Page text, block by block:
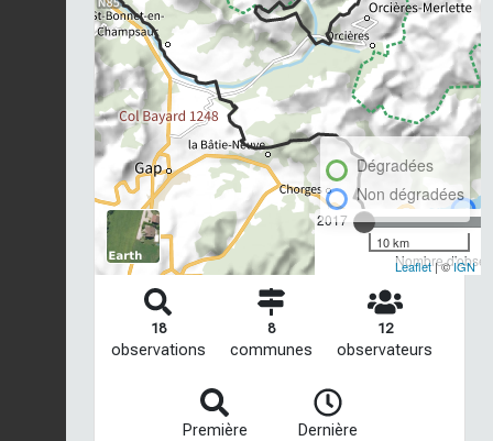
2017
Nombre
Dégradées
Non dégradées
10 km
Leaflet| ©IGN
18
observations
8
communes
12
observateurs
Première
Dernière